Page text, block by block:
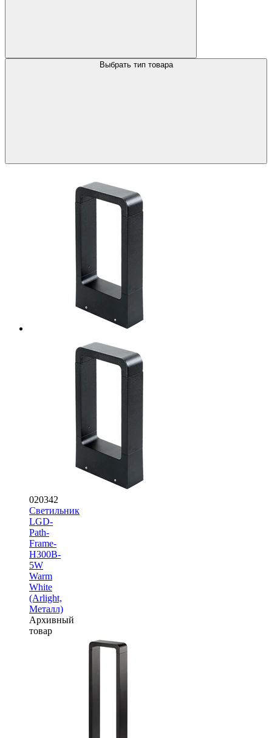
Выбрать тип товара
020342
Светильник
LGD-
Path-
Frame-
H300B-
5W
Warm
White
(Arlight,
Металл)
Архивный
товар